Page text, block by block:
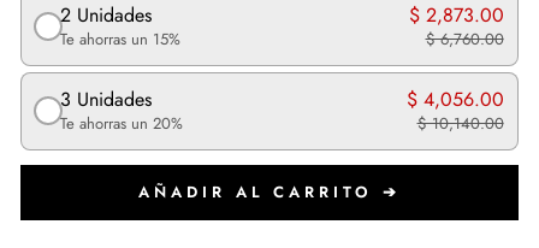
2 Unidades
Te ahorras un 15%
$ 2,873.00
$ 6,760.00
3 Unidades
Te ahorras un 20%
$ 4,056.00
$ 10,140.00
AÑADIR AL CARRITO ➔